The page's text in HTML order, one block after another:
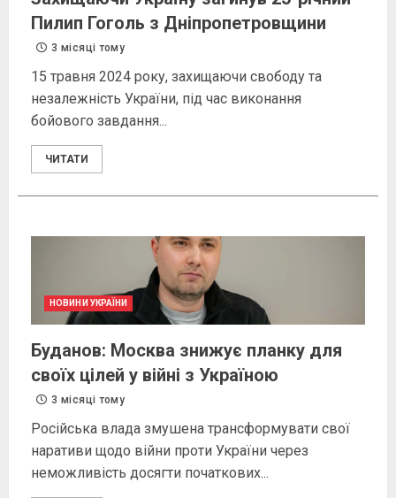
Пилип Гоголь з Дніпропетровщини
3 місяці тому
15 травня 2024 року, захищаючи свободу та
незалежність України, під час виконання
бойового завдання...
ЧИТАТИ
НОВИНИ УКРАЇНИ
Буданов: Москва знижує планку для
своїх цілей у війні з Україною
3 місяці тому
Російська влада змушена трансформувати свої
наративи щодо війни проти України через
неможливість досягти початкових...